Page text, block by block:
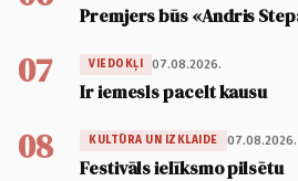
Premjers būs «Andris
07 VIEDOKĻI 07.08.2026.
Ir iemesls pacelt kausu
08 KULTŪRA UN IZKLAIDE 07.08.2026.
Festivāls ielīksmo pilsētu